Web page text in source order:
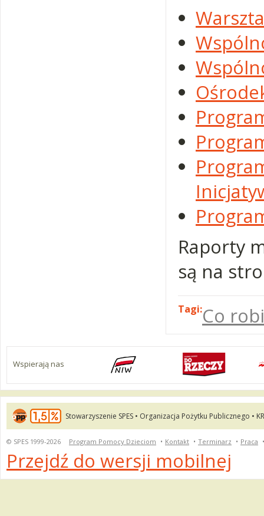
Raporty
są na
Tagi:Co
Wspierają nas
Stowarzyszenie SPES • Organizacja Pożytku Publicznego •
© SPES 1999-2026 Program Pomocy Dzieciom • Kontakt • Terminarz • Praca •
Przejdź do wersji mobilnej